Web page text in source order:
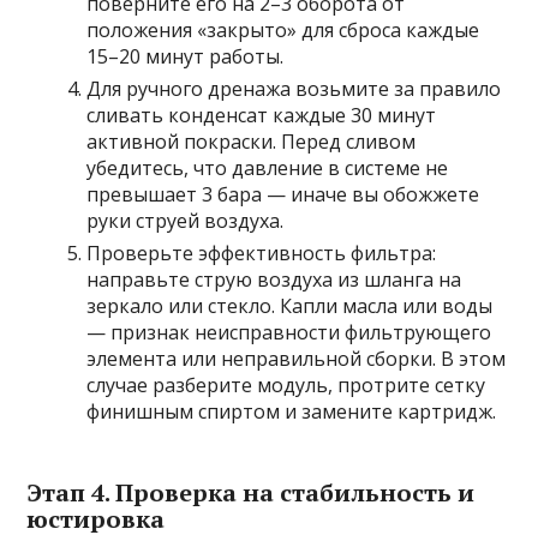
положения «закрыто» для сброса каждые
15–20 минут работы.
Для ручного дренажа возьмите за правило
сливать конденсат каждые 30 минут
активной покраски. Перед сливом
убедитесь, что давление в системе не
превышает 3 бара — иначе вы обожжете
руки струей воздуха.
Проверьте эффективность фильтра:
направьте струю воздуха из шланга на
зеркало или стекло. Капли масла или воды
— признак неисправности фильтрующего
элемента или неправильной сборки. В этом
случае разберите модуль, протрите сетку
финишным спиртом и замените картридж.
Этап 4. Проверка на стабильность и
юстировка